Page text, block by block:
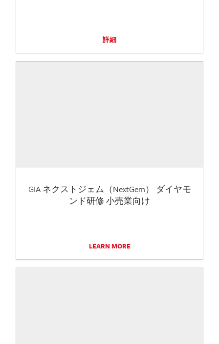
詳細
GIA ネクストジェム（NextGem） ダイヤモ
ンド研修 小売業向け
LEARN MORE